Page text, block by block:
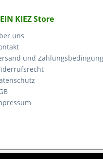
KIEZ Store
uns
und